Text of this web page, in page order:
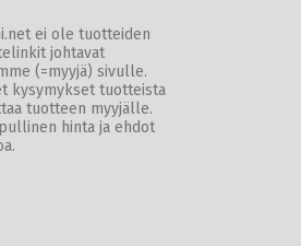
ei ole tuotteiden
johtavat
(=myyjä) sivulle.
kysymykset tuotteista
tuotteen myyjälle.
hinta ja ehdot